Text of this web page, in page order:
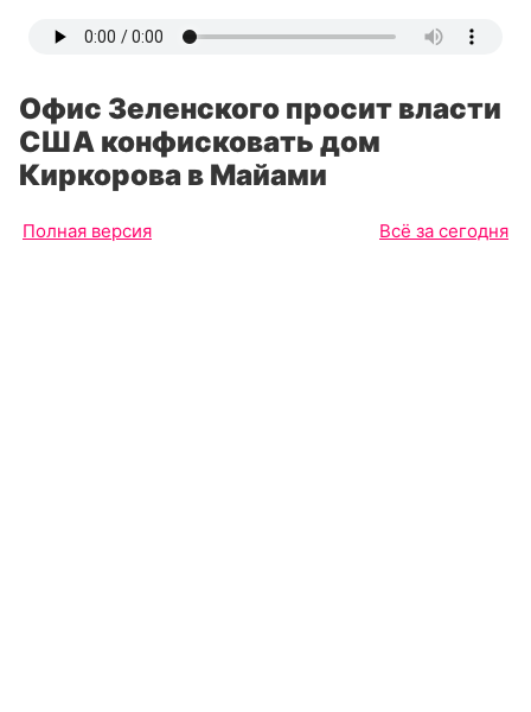
Офис Зеленского просит власти
США конфисковать дом
Киркорова в Майами
Полная версия Всё за сегодня